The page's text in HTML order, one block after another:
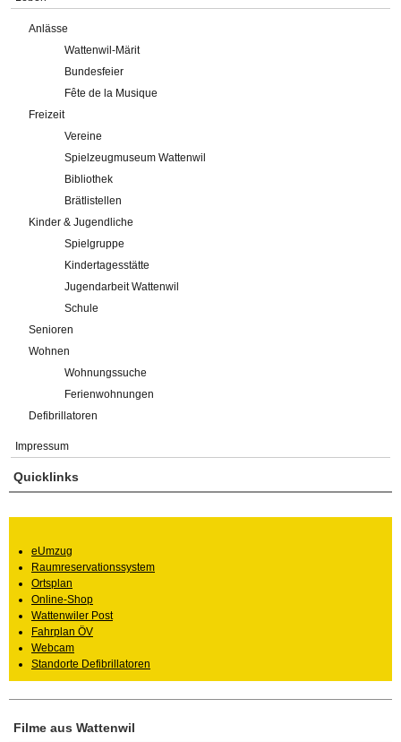
Anlässe
Wattenwil-Märit
Bundesfeier
Fête de la Musique
Freizeit
Vereine
Spielzeugmuseum Wattenwil
Bibliothek
Brätlistellen
Kinder & Jugendliche
Spielgruppe
Kindertagesstätte
Jugendarbeit Wattenwil
Schule
Senioren
Wohnen
Wohnungssuche
Ferienwohnungen
Defibrillatoren
Impressum
Filme aus Wattenwil
Quicklinks
eUmzug
Raumreservationssystem
Ortsplan
Online-Shop
Wattenwiler Post
Fahrplan ÖV
Webcam
Standorte Defibrillatoren